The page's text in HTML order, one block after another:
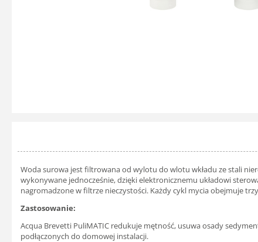
Woda surowa jest filtrowana od wylotu do wlotu wkładu ze stali
wykonywane jednocześnie, dzięki elektronicznemu układowi
nagromadzone w filtrze nieczystości. Każdy cykl mycia obejmuje
Zastosowanie:
Acqua Brevetti PuliMATIC redukuje mętność, usuwa osady
podłączonych do domowej instalacji.